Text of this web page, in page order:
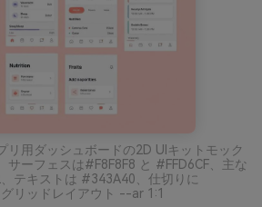
リ用ダッシュボードの2D UIキットモック
サーフェスは#F8F8F8 と #FFD6CF、主な
テキストは #343A40、仕切りに
リッドレイアウト --ar 1:1